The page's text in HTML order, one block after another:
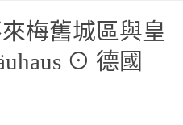
梅舊城區與皇
⊙ 德國